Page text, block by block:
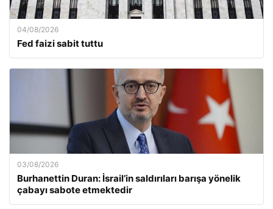
04/08/2026
Fed faizi sabit tuttu
03/08/2026
Burhanettin Duran: İsrail’in saldırıları barışa yönelik
çabayı sabote etmektedir